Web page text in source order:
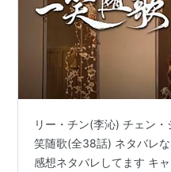
リー・チン(李沁) チェン
笑随歌(全38話) ネタバレ
感想ネタバレしてます キ